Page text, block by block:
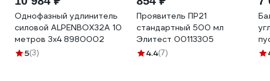
Однофазный удлинитель
силовой ALPENBOX32A 10
метров 3х4 8980002
5(3)
Проявитель ПР21
стандартный 500 мл
Элитест 00113305
4.4(7)